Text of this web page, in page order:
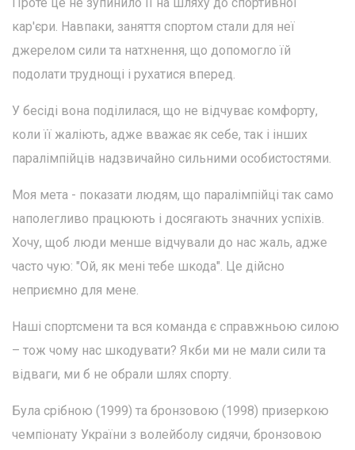
кар'єри. Навпаки, заняття спортом стали для неї
джерелом сили та натхнення, що допомогло їй
подолати труднощі і рухатися вперед.
У бесіді вона поділилася, що не відчуває комфорту,
коли її жаліють, адже вважає як себе, так і інших
паралімпійців надзвичайно сильними особистостями.
Моя мета - показати людям, що паралімпійці так само
наполегливо працюють і досягають значних успіхів.
Хочу, щоб люди менше відчували до нас жаль, адже
часто чую: "Ой, як мені тебе шкода". Це дійсно
неприємно для мене.
Наші спортсмени та вся команда є справжньою силою
– тож чому нас шкодувати? Якби ми не мали сили та
відваги, ми б не обрали шлях спорту.
Була срібною (1999) та бронзовою (1998) призеркою
чемпіонату України з волейболу сидячи, бронзовою